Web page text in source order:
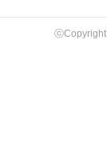
ⓒCopyright